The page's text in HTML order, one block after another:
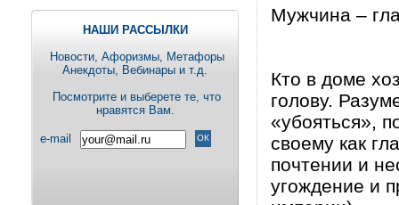
НАШИ РАССЫЛКИ
Новости, Aфоризмы, Метафоры
Анекдоты, Вебинары и т.д.
Посмотрите и выберете те, что
нравятся Вам.
e-mail
Мужчина –
Кто в доме
голову.
«убояться»,
своему как
почтении и
угождение и